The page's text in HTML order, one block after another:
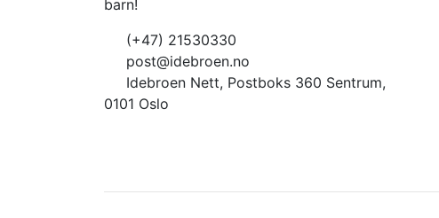
barn!
(+47) 21530330
post@idebroen.no
Idebroen Nett, Postboks 360 Sentrum,
0101 Oslo